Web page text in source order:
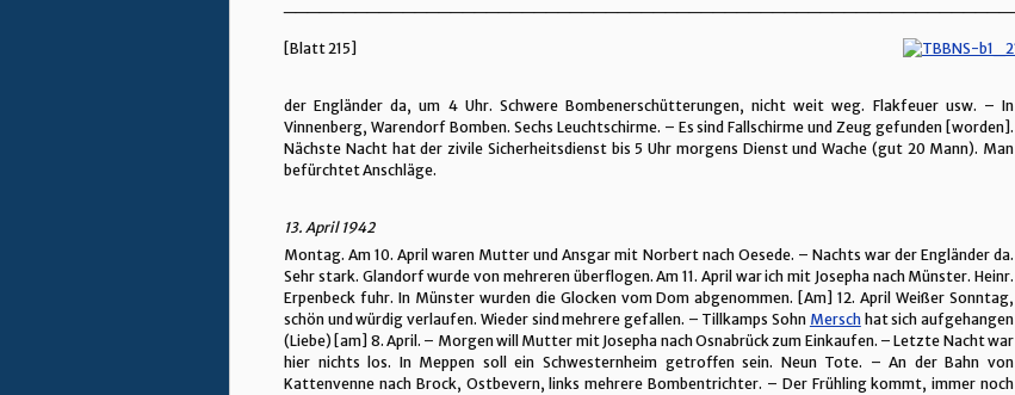
[Blatt 215]
der Engländer da, um 4 Uhr. Schwere Bombenerschütterungen, nicht weit weg. Flakfeuer usw. – In
Vinnenberg, Warendorf Bomben. Sechs Leuchtschirme. – Es sind Fallschirme und Zeug gefunden [worden].
Nächste Nacht hat der zivile Sicherheitsdienst bis 5 Uhr morgens Dienst und Wache (gut 20 Mann). Man
befürchtet Anschläge.
13. April 1942
Montag. Am 10. April waren Mutter und Ansgar mit Norbert nach Oesede. – Nachts war der Engländer da.
Sehr stark. Glandorf wurde von mehreren überflogen. Am 11. April war ich mit Josepha nach Münster. Heinr.
Erpenbeck fuhr. In Münster wurden die Glocken vom Dom abgenommen. [Am] 12. April Weißer Sonntag,
schön und würdig verlaufen. Wieder sind mehrere gefallen. – Tillkamps Sohn Merschhat sich aufgehangen
(Liebe) [am] 8. April. – Morgen will Mutter mit Josepha nach Osnabrück zum Einkaufen. – Letzte Nacht war
hier nichts los. In Meppen soll ein Schwesternheim getroffen sein. Neun Tote. – An der Bahn von
Kattenvenne nach Brock, Ostbevern, links mehrere Bombentrichter. – Der Frühling kommt, immer noch